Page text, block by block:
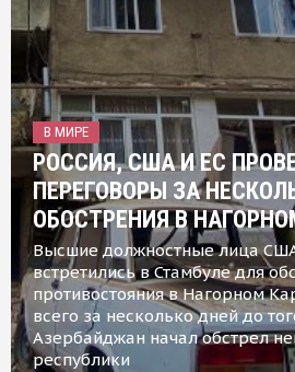
В МИРЕ
РОССИЯ, США И ЕС
ПЕРЕГОВОРЫ ЗА
ОБОСТРЕНИЯ В
Высшие должностные лица
встретились в Стамбуле для
противостояния в Нагорном
всего за несколько дней до
Азербайджан начал обстрел
республики